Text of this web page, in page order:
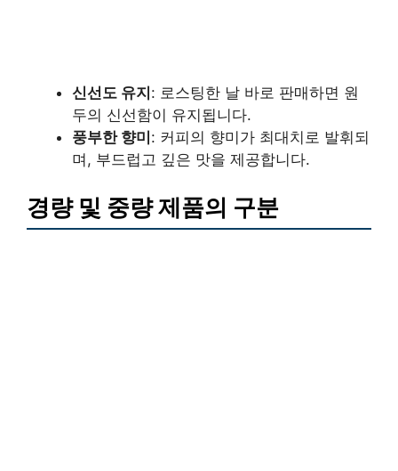
신선도 유지 : 로스팅한 날 바로 판매하면 원
두의 신선함이 유지됩니다.
풍부한 향미 : 커피의 향미가 최대치로 발휘되
며, 부드럽고 깊은 맛을 제공합니다.
경량 및 중량 제품의 구분